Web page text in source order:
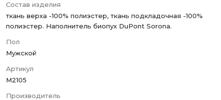
Состав изделия
ткань верха -100% полиэстер, ткань подкладочная -100%
полиэстер. Наполнитель биопух DuPont Sorona.
Пол
Мужской
Артикул
M2105
Производитель